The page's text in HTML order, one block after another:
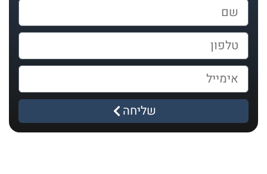
שליחה